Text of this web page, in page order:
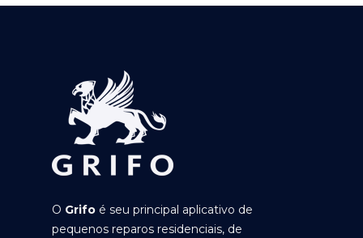
O Grifo é seu principal aplicativo de
pequenos reparos residenciais, de